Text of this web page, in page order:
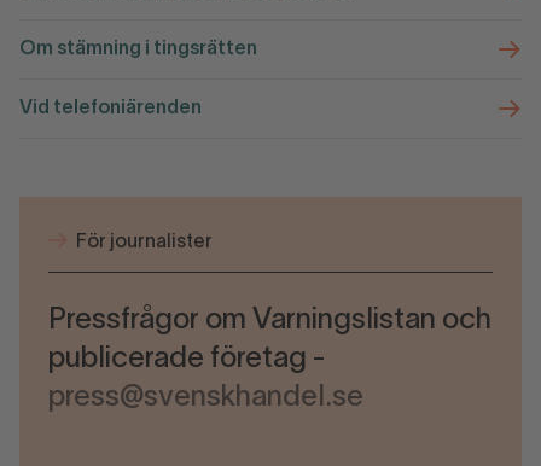
Om stämning i tingsrätten
Vid telefoniärenden
För journalister
Pressfrågor om Varningslistan och
publicerade företag -
press@svenskhandel.se